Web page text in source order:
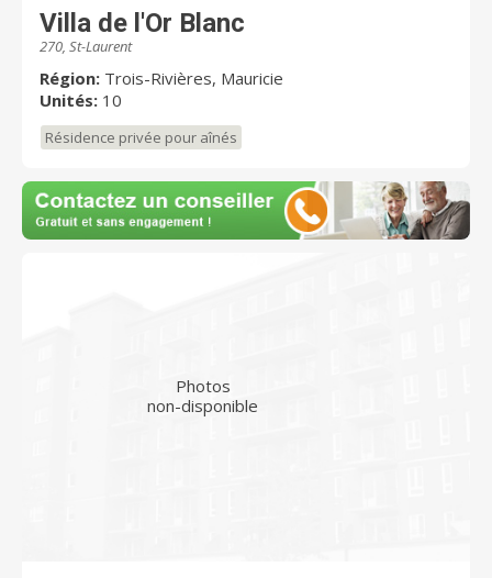
Villa de l'Or Blanc
270, St-Laurent
Région: Trois-Rivières, Mauricie
Unités: 10
Résidence privée pour aînés
Photos
non-disponible